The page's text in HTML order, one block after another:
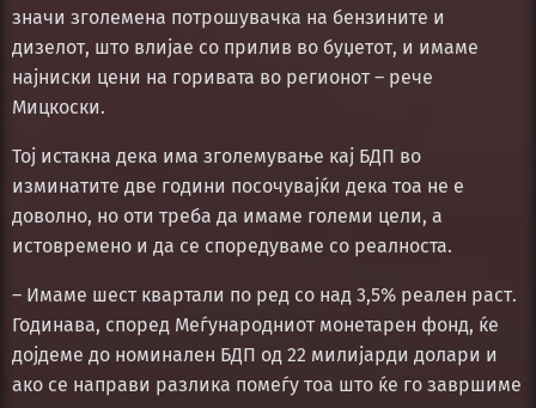
значи зголемена потрошувачка на бензините и
дизелот, што влијае со прилив во буџетот, и имаме
најниски цени на горивата во регионот – рече
Мицкоски.
Тој истакна дека има зголемување кај БДП во
изминатите две години посочувајќи дека тоа не е
доволно, но оти треба да имаме големи цели, а
истовремено и да се споредуваме со реалноста.
– Имаме шест квартали по ред со над 3,5% реален раст.
Годинава, според Меѓународниот монетарен фонд, ќе
дојдеме до номинален БДП од 22 милијарди долари и
ако се направи разлика помеѓу тоа што ќе го завршиме